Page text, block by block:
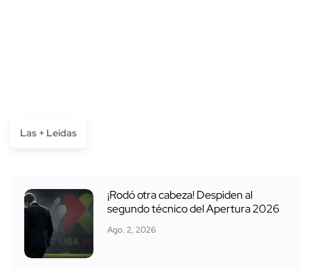
Las + Leídas
¡Rodó otra cabeza! Despiden al
segundo técnico del Apertura 2026
Ago. 2, 2026